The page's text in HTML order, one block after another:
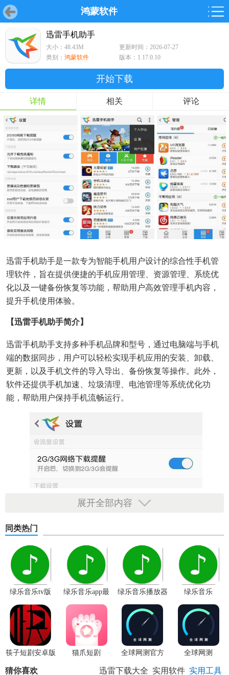
鸿蒙软件
游戏 软件
首页 游戏 软件 鸿蒙
游戏
鸿蒙
软件
迅雷手机助手
大小：48.43M
更新时间：2026-07-27
类别： 鸿蒙软件 版本：1.17.0.10
开始下载
详情 相关 评论
迅雷手机助手是一款专为智能手机用户设计的综合性手机管
理软件，旨在提供便捷的手机应用管理、资源管理、系统优
化以及一键备份恢复等功能，帮助用户高效管理手机内容，
提升手机使用体验。
【迅雷手机助手简介】
迅雷手机助手支持多种手机品牌和型号，通过电脑端与手机
端的数据同步，用户可以轻松实现手机应用的安装、卸载、
更新，以及手机文件的导入导出、备份恢复等操作。此外，
软件还提供手机加速、垃圾清理、电池管理等系统优化功
能，帮助用户保持手机流畅运行。
展开全部内容
同类热门
绿乐音乐tv版
绿乐音乐app最
新版本
绿乐音乐播放器 绿乐音乐
筷子短剧安卓版 猫爪短剧
全球网测官方
全球网测
猜你喜欢 实用工具
实用软件
迅雷下载大全